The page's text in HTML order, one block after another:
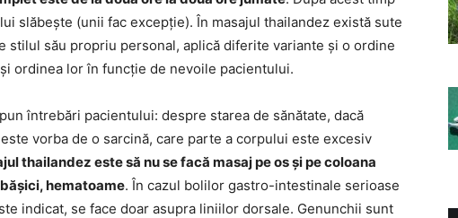
slăbește (unii fac excepție). În masajul thailandez există sute
stilul său propriu personal, aplică diferite variante și o ordine
ordinea lor în funcție de nevoile pacientului.
întrebări pacientului: despre starea de sănătate, dacă
vorba de o sarcină, care parte a corpului este excesiv
thailandez este să nu se facă masaj pe os și pe coloana
hematoame. În cazul bolilor gastro-intestinale serioase
indicat, se face doar asupra liniilor dorsale. Genunchii sunt